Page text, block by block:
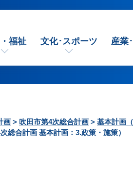
福祉 文化･スポーツ 産業
画 > 吹田市第4次総合計画 > 基本計画
総合計画 基本計画：3.政策・施策）